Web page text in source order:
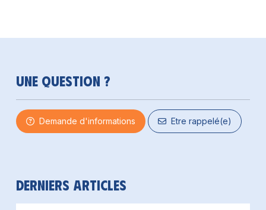
Une question ?
Demande d'informations Etre rappelé(e)
Derniers articles